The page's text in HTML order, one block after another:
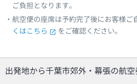
ご負担となります。
航空便の座席は予約完了後にお客様ご
くはこちら
をご確認ください。
出発地から千葉市郊外・幕張の航